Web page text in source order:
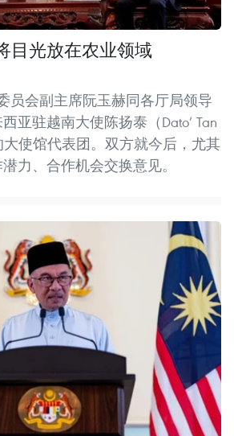
目光放在农业领域
员会副主席阮玉赫同各厅局领导
亚驻越南大使陈扬泰（Dato’ Tan
大使馆代表团。双方就今后，尤其
力、合作机会交换意见。